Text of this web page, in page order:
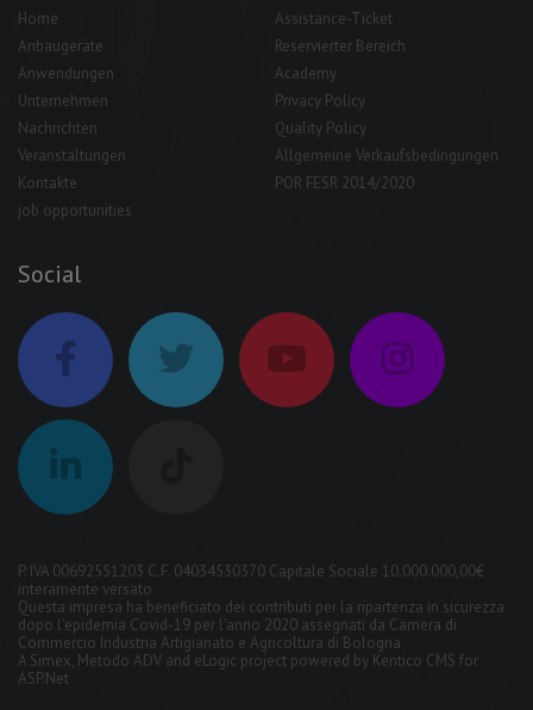
Home
Anbaugeräte
Anwendungen
Unternehmen
Nachrichten
Veranstaltungen
Kontakte
job opportunities
Assistance-Ticket
Reservierter Bereich
Academy
Privacy Policy
Quality Policy
Allgemeine Verkaufsbedingungen
POR FESR 2014/2020
Social
P. IVA 00692551203 C.F. 04034530370 Capitale Sociale 10.000.000,00€
interamente versato
Questa impresa ha beneficiato dei contributi per la ripartenza in sicurezza
dopo l'epidemia Covid-19 per l'anno 2020 assegnati da Camera di
Commercio Industria Artigianato e Agricoltura di Bologna
A Simex, Metodo ADV and eLogic project powered by Kentico CMS for
ASP.Net